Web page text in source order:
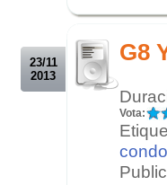
23/11
2013
G8
Vota: